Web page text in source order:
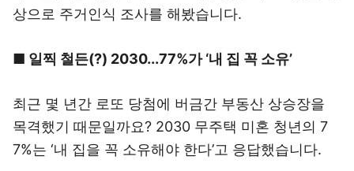
상으로 주거인식 조사를 해봤습니다.
■ 일찍 철든(?) 2030...77%가 ‘내 집 꼭 소유’
최근 몇 년간 로또 당첨에 버금간 부동산 상승장을
목격했기 때문일까요? 2030 무주택 미혼 청년의 7
7%는 ‘내 집을 꼭 소유해야 한다’고 응답했습니다.